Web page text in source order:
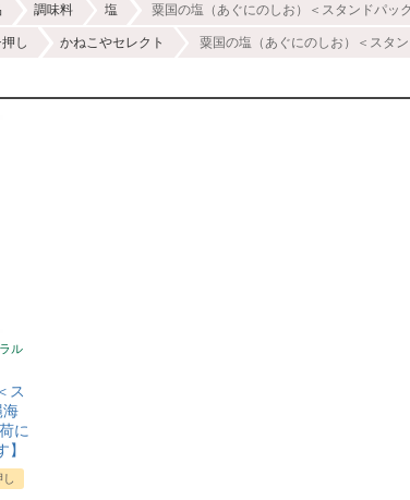
調味料 塩 粟国の塩（あぐにのしお）＜スタンドパッ
し かねこやセレクト 粟国の塩（あぐにのしお）＜スタ
ル
ス
海
に
し